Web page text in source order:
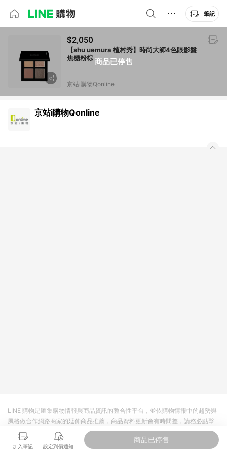
筆記
商品已停售
$2,050
【shu uemura 植村秀】時尚大師4色眼影盤
焦糖粉棕
京站i購物Qonline
京站i購物Qonline
加入筆記 設定到價通知
商品已停售
LINE 購物是匯集購物情報與商品資訊的整合性平台，並依購物情報中的趨勢與
風格做合作網路商家的延伸商品推薦，商品資料更新會有時間差，請務必點擊
商品至各合作網路商家，確認現售價與購物條件，一切資訊以合作廠商網頁為
準。